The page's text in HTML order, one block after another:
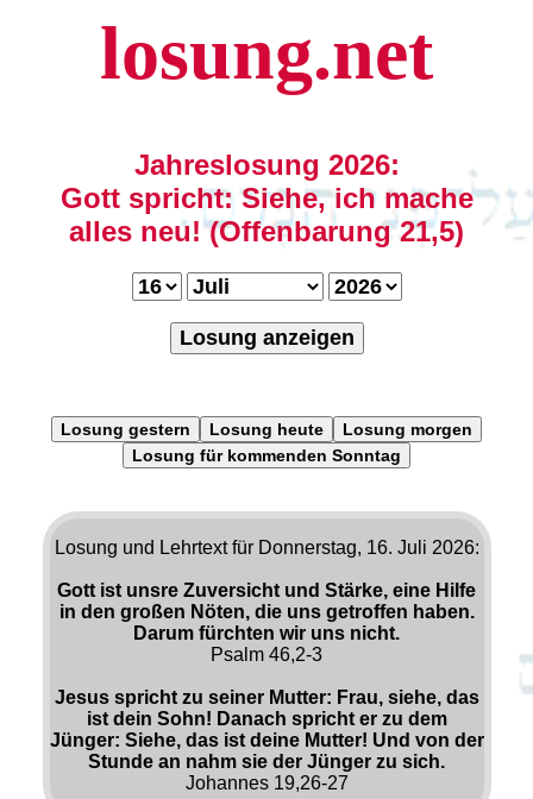
losung.net
Jahreslosung 2026:
Gott spricht: Siehe, ich mache
alles neu! (Offenbarung 21,5)
Losung anzeigen
Losung gestern Losung heute
Losung morgen
Losung für kommenden Sonntag
Losung und Lehrtext für Donnerstag, 16. Juli 2026:
Gott ist unsre Zuversicht und Stärke, eine Hilfe
in den großen Nöten, die uns getroffen haben.
Darum fürchten wir uns nicht.
Psalm 46,2-3
Jesus spricht zu seiner Mutter: Frau, siehe, das
ist dein Sohn! Danach spricht er zu dem
Jünger: Siehe, das ist deine Mutter! Und von der
Stunde an nahm sie der Jünger zu sich.
Johannes 19,26-27